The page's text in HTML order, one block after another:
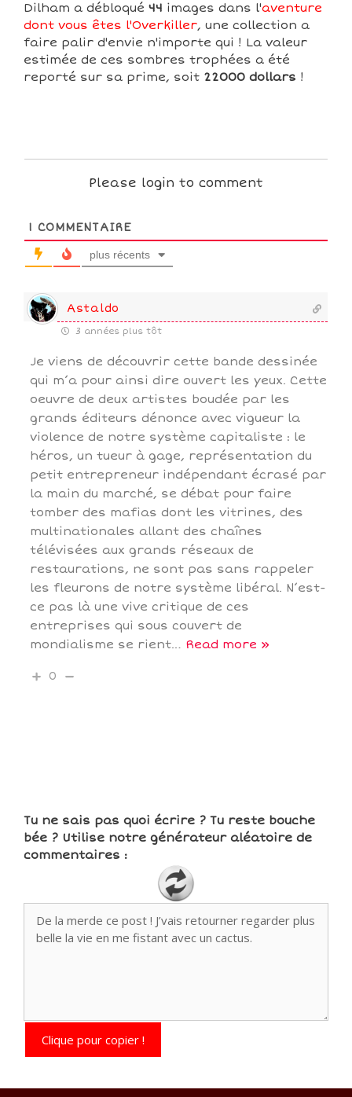
Dilham a débloqué 44 images dans l'aventure
dont vous êtes l'Overkiller, une collection a
faire palir d'envie n'importe qui ! La valeur
estimée de ces sombres trophées a été
reporté sur sa prime, soit 22000 dollars !
Please login to comment
1 COMMENTAIRE
plus récents
Astaldo
3 années plus tôt
Je viens de découvrir cette bande dessinée
qui m’a pour ainsi dire ouvert les yeux. Cette
oeuvre de deux artistes boudée par les
grands éditeurs dénonce avec vigueur la
violence de notre système capitaliste : le
héros, un tueur à gage, représentation du
petit entrepreneur indépendant écrasé par
la main du marché, se débat pour faire
tomber des mafias dont les vitrines, des
multinationales allant des chaînes
télévisées aux grands réseaux de
restaurations, ne sont pas sans rappeler
les fleurons de notre système libéral. N’est-
ce pas là une vive critique de ces
entreprises qui sous couvert de
mondialisme se rient… Read more »
0
Tu ne sais pas quoi écrire ? Tu reste bouche
bée ? Utilise notre générateur aléatoire de
commentaires :
Clique pour copier !